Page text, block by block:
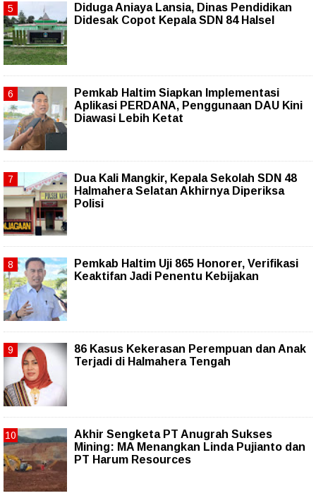
Diduga Aniaya Lansia, Dinas Pendidikan
Didesak Copot Kepala SDN 84 Halsel
Pemkab Haltim Siapkan Implementasi
Aplikasi PERDANA, Penggunaan DAU Kini
Diawasi Lebih Ketat
Dua Kali Mangkir, Kepala Sekolah SDN 48
Halmahera Selatan Akhirnya Diperiksa
Polisi
Pemkab Haltim Uji 865 Honorer, Verifikasi
Keaktifan Jadi Penentu Kebijakan
86 Kasus Kekerasan Perempuan dan Anak
Terjadi di Halmahera Tengah
Akhir Sengketa PT Anugrah Sukses
Mining: MA Menangkan Linda Pujianto dan
PT Harum Resources